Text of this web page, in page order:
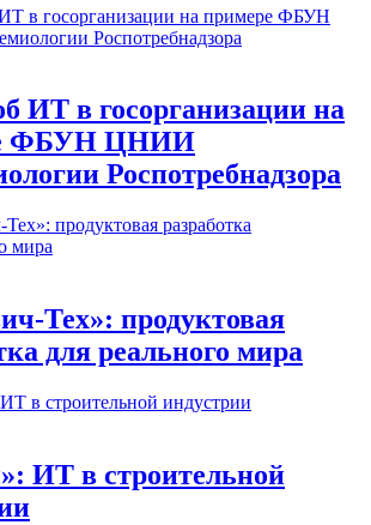
ИТ в госорганизации на
ФБУН ЦНИИ
Роспотребнадзора
Тех»: продуктовая
для реального мира
ИТ в строительной